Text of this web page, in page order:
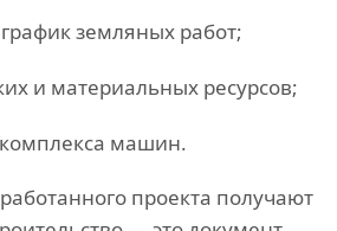
земляных работ;
и материальных ресурсов;
машин.
проекта получают